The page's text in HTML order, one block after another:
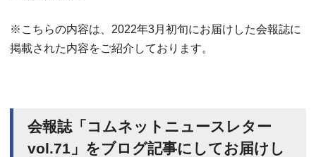
※こちらの内容は、2022年3月初旬にお届けした会報誌に
掲載された内容をご紹介しております。
会報誌「コムネットニュースレター
vol.71」をブログ記事にしてお届けし